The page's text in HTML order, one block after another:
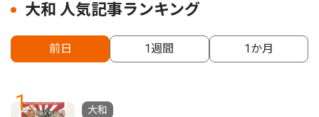
大和 人気記事ランキング
前日 1週間 1か月
1
大和